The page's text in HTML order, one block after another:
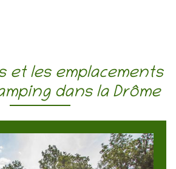
et les emplacements
dans la Drôme